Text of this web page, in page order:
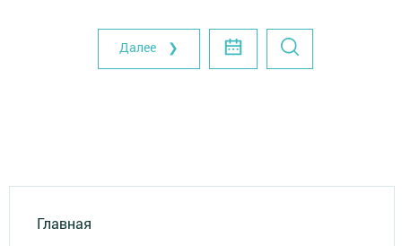
Далее ❯
Главная